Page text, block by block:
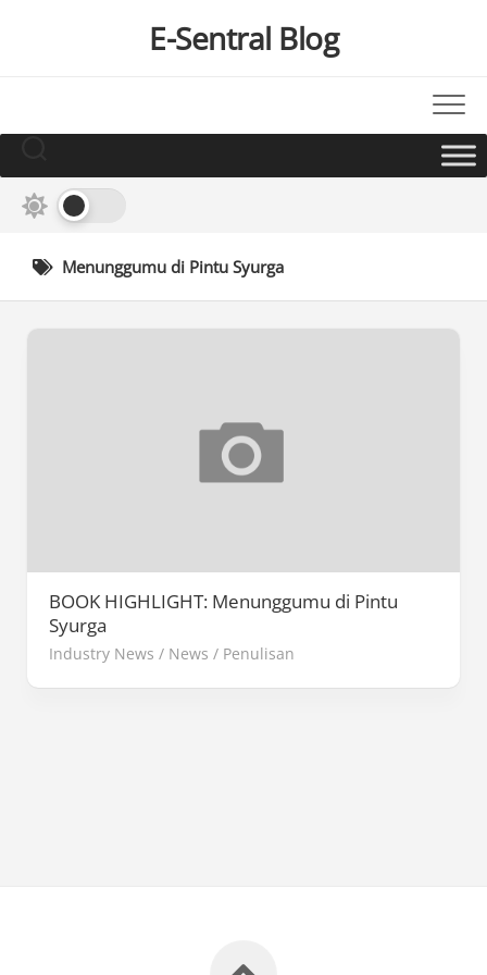
E-Sentral Blog
Menunggumu di Pintu Syurga
BOOK HIGHLIGHT: Menunggumu di Pintu
Syurga
Industry News / News / Penulisan